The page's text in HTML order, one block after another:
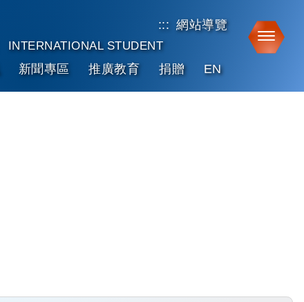
::: 網站導覽
INTERNATIONAL STUDENT
新聞專區 推廣教育 捐贈 EN